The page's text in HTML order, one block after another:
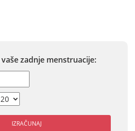
zadnje menstruacije:
IZRAČUNAJ